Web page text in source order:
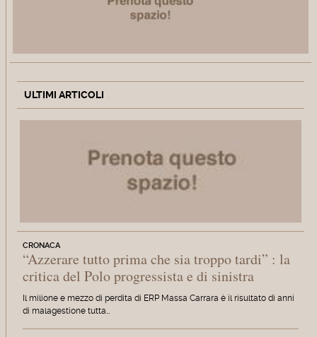
ULTIMI ARTICOLI
CRONACA
“Azzerare tutto prima che sia troppo tardi” : la
critica del Polo progressista e di sinistra
Il milione e mezzo di perdita di ERP Massa Carrara è il risultato di anni
di malagestione tutta…